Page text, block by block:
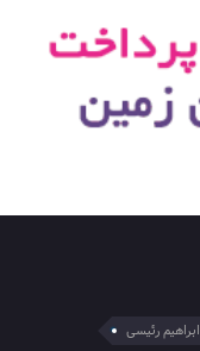
ابراهیم رئیسی